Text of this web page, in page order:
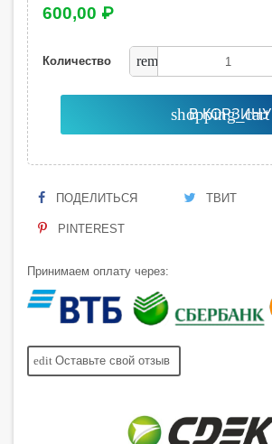
600,00 ₽
Количество remove
shopping_cart
В КОРЗИНУ
ПОДЕЛИТЬСЯ ТВИТ
PINTEREST
Принимаем оплату через:
edit Оставьте свой отзыв